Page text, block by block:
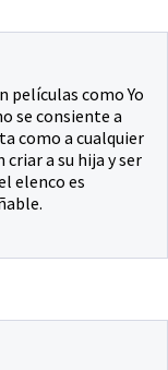
películas como Yo
se consiente a
como a cualquier
a su hija y ser
elenco es